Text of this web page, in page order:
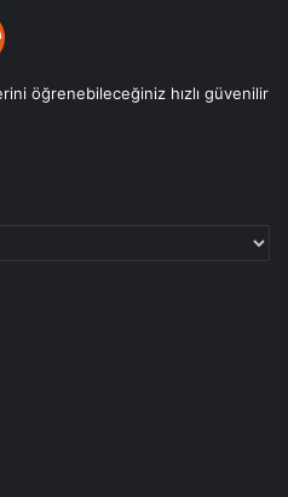
öğrenebileceğiniz hızlı güvenilir